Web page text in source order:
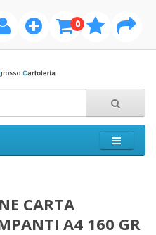
0
CARTA
A4 160 GR